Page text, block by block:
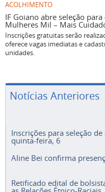
ACOLHIMENTO
IF Goiano abre seleção
Mulheres Mil – Mais
Inscrições gratuitas serão
oferece vagas imediatas e
unidades.
Notícias Anteriores
Inscrições para seleção
quinta-feira, 6
Aline Bei confirma
Retificado edital de